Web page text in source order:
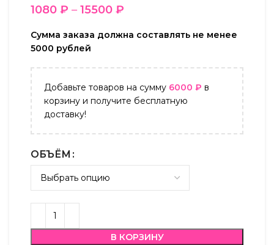
1080 ₽ – 15500 ₽
Сумма заказа должна составлять не менее
5000 рублей
Добавьте товаров на сумму 6000 ₽ в
корзину и получите бесплатную
доставку!
ОБЪЁМ
В КОРЗИНУ